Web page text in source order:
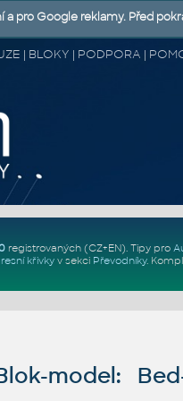
| BLOKY | PODPORA |
registrovaných (CZ+EN). Tipy pro
křivkyv sekci Převodníky.
model:
pro Google reklamy. Před